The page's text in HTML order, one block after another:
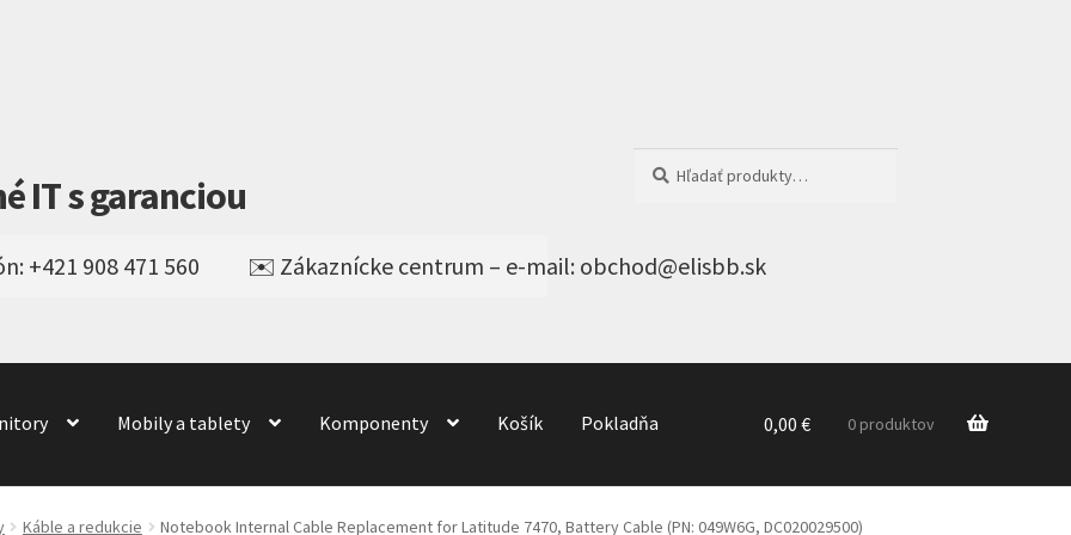
IT s garanciou
Mobily a tablety Komponenty Košík
Pokladňa
podmienky Wishlist
0,00 € 0 produktov
Káble a redukcie Notebook Internal Cable Replacement for Latitude 7470, Battery Cable (PN: 049W6G, DC020029500)